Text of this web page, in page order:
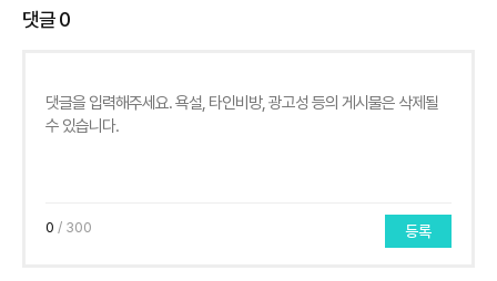
댓글0
0 / 300 등록